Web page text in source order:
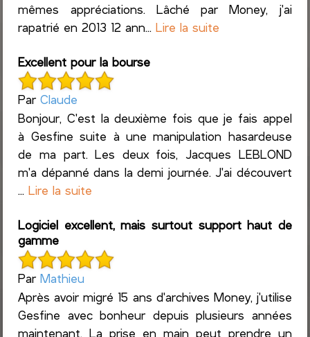
mêmes appréciations. Lâché par Money, j'ai
rapatrié en 2013 12 ann...Lire la suite
Excellent pour la bourse
ParClaude
Bonjour, C'est la deuxième fois que je fais appel
à Gesfine suite à une manipulation hasardeuse
de ma part. Les deux fois, Jacques LEBLOND
m'a dépanné dans la demi journée. J'ai découvert
...Lire la suite
Logiciel excellent, mais surtout support haut de
gamme
ParMathieu
Après avoir migré 15 ans d'archives Money, j'utilise
Gesfine avec bonheur depuis plusieurs années
maintenant. La prise en main peut prendre un